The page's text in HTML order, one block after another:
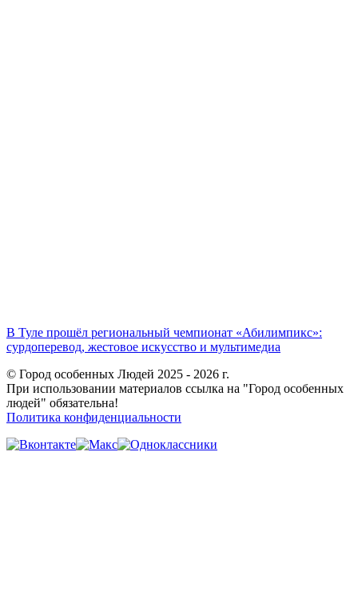
В Туле прошёл региональный чемпионат «Абилимпикс»:
сурдоперевод, жестовое искусство и мультимедиа
© Город особенных Людей 2025 - 2026 г.
При использовании материалов ссылка на "Город особенных
людей" обязательна!
Политика конфиденциальности